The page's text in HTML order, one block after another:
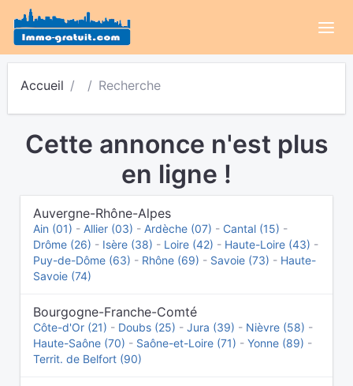
Accueil Recherche
Cette annonce n'est plus
en ligne !
Auvergne-Rhône-Alpes
Ain (01) - Allier (03) - Ardèche (07) - Cantal (15) -
Drôme (26) - Isère (38) - Loire (42) - Haute-Loire (43) -
Puy-de-Dôme (63) - Rhône (69) - Savoie (73) - Haute-
Savoie (74)
Bourgogne-Franche-Comté
Côte-d'Or (21) - Doubs (25) - Jura (39) - Nièvre (58) -
Haute-Saône (70) - Saône-et-Loire (71) - Yonne (89) -
Territ. de Belfort (90)